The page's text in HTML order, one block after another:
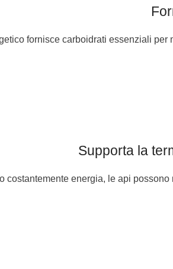
fornisce carboidrati essenziali
Supporta la
costantemente energia, le api